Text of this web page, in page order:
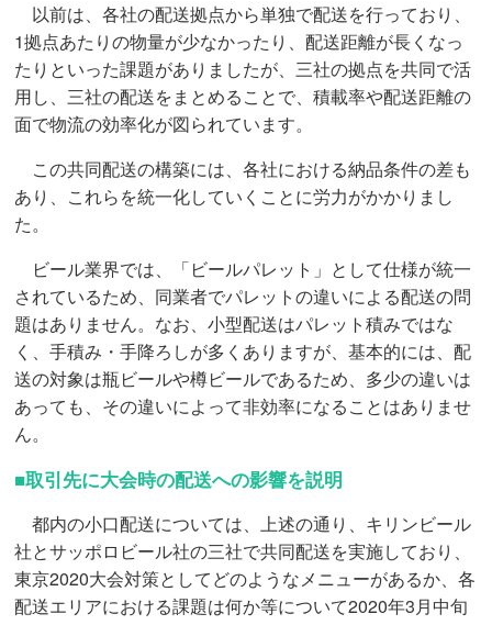
以前は、各社の配送拠点から単独で配送を行っており、
1拠点あたりの物量が少なかったり、配送距離が長くなっ
たりといった課題がありましたが、三社の拠点を共同で活
用し、三社の配送をまとめることで、積載率や配送距離の
面で物流の効率化が図られています。
この共同配送の構築には、各社における納品条件の差も
あり、これらを統一化していくことに労力がかかりまし
た。
ビール業界では、「ビールパレット」として仕様が統一
されているため、同業者でパレットの違いによる配送の問
題はありません。なお、小型配送はパレット積みではな
く、手積み・手降ろしが多くありますが、基本的には、配
送の対象は瓶ビールや樽ビールであるため、多少の違いは
あっても、その違いによって非効率になることはありませ
ん。
■取引先に大会時の配送への影響を説明
都内の小口配送については、上述の通り、キリンビール
社とサッポロビール社の三社で共同配送を実施しており、
東京2020大会対策としてどのようなメニューがあるか、各
配送エリアにおける課題は何か等について2020年3月中旬